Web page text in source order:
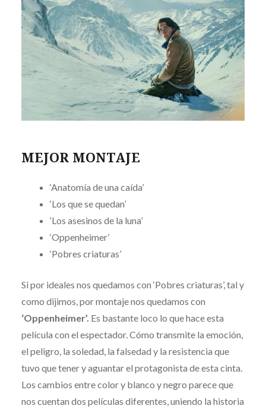
MEJOR MONTAJE
‘Anatomía de una caída’
‘Los que se quedan’
‘Los asesinos de la luna’
‘Oppenheimer’
‘Pobres criaturas’
Si por ideales nos quedamos con ‘Pobres criaturas’, tal y
como dijimos, por montaje nos quedamos con
‘Oppenheimer’. Es bastante loco lo que hace esta
película con el espectador. Cómo transmite la emoción,
el peligro, la soledad, la falsedad y la resistencia que
tuvo que tener y aguantar el protagonista de esta cinta.
Los cambios entre color y blanco y negro parece que
nos cuentan dos películas diferentes, uniendo la historia